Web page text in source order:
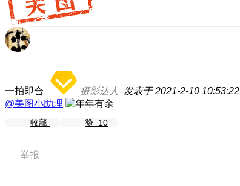
一拍即合 摄影达人 发表于 2021-2-10 10:53:22
@美图小助理
收藏 赞 10
举报